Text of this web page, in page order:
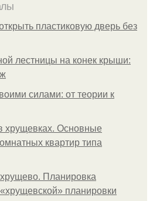
пластиковую дверь без
лестницы на конек крыши:
силами: от теории к
хрущевках. Основные
квартир типа
Планировка
планировки